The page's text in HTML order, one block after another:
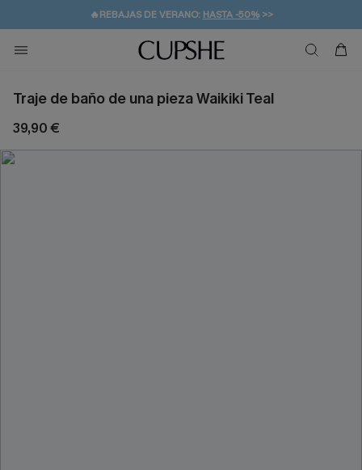
👒PROMOCIÓN DE VERANO:-10% EN 2 VESTIDOS
💌¡SUSCRIBIRSE & GANAR -10% EXTRA!
🚚ENVÍO GRATUITO A PARTIR DE 49 € >>
Traje de baño de una pieza Waikiki Teal
39,90 €